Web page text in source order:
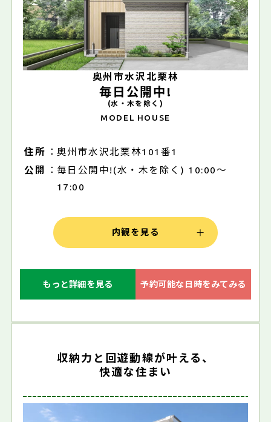
奥州市水沢北栗林
毎日公開中!
(水・木を除く)
MODEL HOUSE
住所
奥州市水沢北栗林101番1
公開
毎日公開中!(水・木を除く) 10:00～
17:00
内観を見る
もっと詳細を見る 予約可能な日時をみてみる
収納力と回遊動線が叶える、
快適な住まい